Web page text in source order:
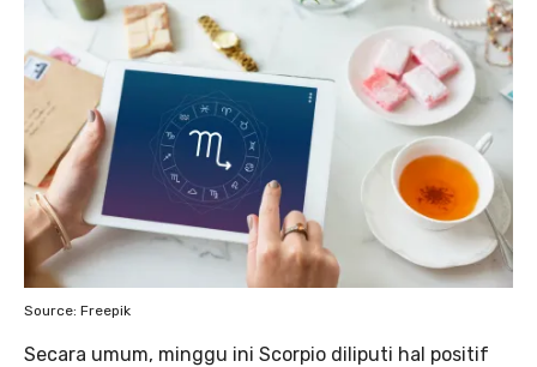
Source: Freepik
Secara umum, minggu ini Scorpio diliputi hal positif